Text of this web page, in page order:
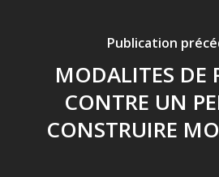
Publication
MODALITES DE
CONTRE UN
CONSTRUIRE